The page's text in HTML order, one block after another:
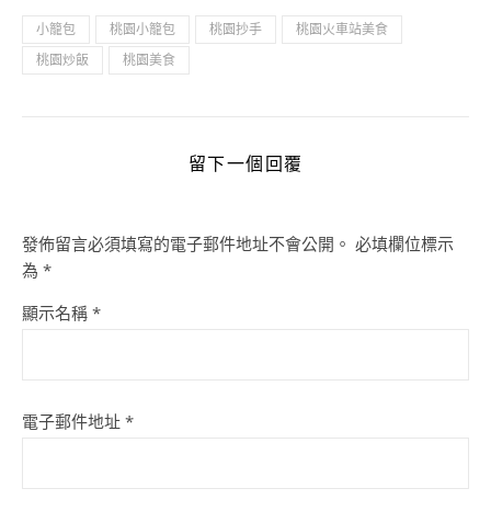
小籠包 桃園小籠包 桃園抄手
桃園火車站美食
桃園炒飯
桃園美食
留下一個回覆
發佈留言必須填寫的電子郵件地址不會公開。 必填欄位標示
為 *
顯示名稱 *
電子郵件地址 *